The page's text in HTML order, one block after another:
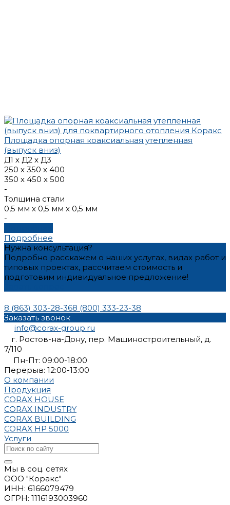
Площадка опорная коаксиальная утепленная
(выпуск вниз)
Д1 х Д2 x Д3
250 х 350 х 400
350 х 450 х 500
-
Толщина стали
0,5 мм х 0,5 мм х 0,5 мм
-
Подробнее
Нужна консультация?
Подробно расскажем о наших услугах, видах работ и
типовых проектах, рассчитаем стоимость и
подготовим индивидуальное предложение!
8 (863) 303-28-368 (800) 333-23-38
Заказать звонок
info@corax-group.ru
г. Ростов-на-Дону, пер. Машиностроительный, д.
7/110
Пн-Пт: 09:00-18:00
Перерыв: 12:00-13:00
О компании
Продукция
CORAX HOUSE
CORAX INDUSTRY
CORAX BUILDING
CORAX HP 5000
Услуги
Мы в соц. сетях
ООО "Коракс"
ИНН: 6166079479
ОГРН: 1116193003960